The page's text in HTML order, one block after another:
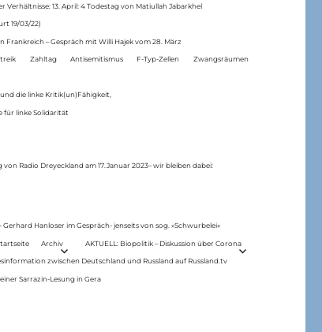
Verhältnisse: 13. April: 4 Todestag von Matiul­lah Jabarkhel
19/03/22)
Frankreich – Gespräch mit Willi Hajek vom 28. März
Zahltag Antisemitismus F-Typ-Zellen Zwangsräumen
die linke Kritik(un)Fähigkeit,
für linke Solidarität
Radio Dreyeckland am 17.Januar 2023– wir bleiben dabei:
Gerhard Hanloser im Gespräch- jenseits von sog. »Schwurbelei«
Archiv AKTUELL: Biopolitik – Diskussion über Corona
zwischen Deutschland und Russland auf Russland.tv
Sarrazin-Lesung in Gera